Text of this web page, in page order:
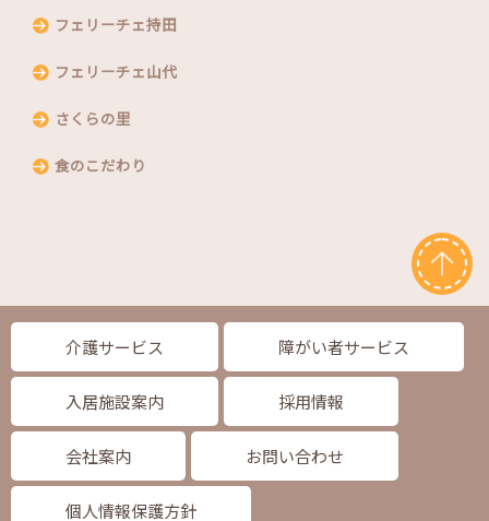
フェリーチェ持田
フェリーチェ山代
さくらの里
食のこだわり
介護サービス 障がい者サービス
入居施設案内 採用情報
会社案内 お問い合わせ
個人情報保護方針